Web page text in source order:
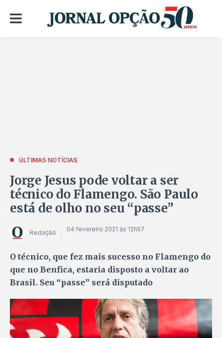
ÚLTIMAS NOTÍCIAS
Jorge Jesus pode voltar a ser
técnico do Flamengo. São Paulo
está de olho no seu “passe”
Redação 04 fevereiro 2021 às 12h57
O técnico, que fez mais sucesso no Flamengo do
que no Benfica, estaria disposto a voltar ao
Brasil. Seu “passe” será disputado